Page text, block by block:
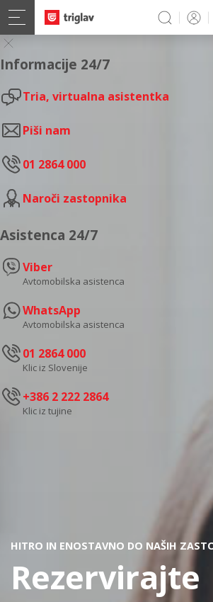
Informacije 24/7
Tria, virtualna asistentka
Piši nam
01 2864 000
Naroči zastopnika
Asistenca 24/7
Viber
Avtomobilska asistenca
WhatsApp
Avtomobilska asistenca
01 2864 000
Klic iz Slovenije
+386 2 222 2864
Klic iz tujine
HITRO IN ENOSTAVNO DO NAŠIH
Rezervirajte